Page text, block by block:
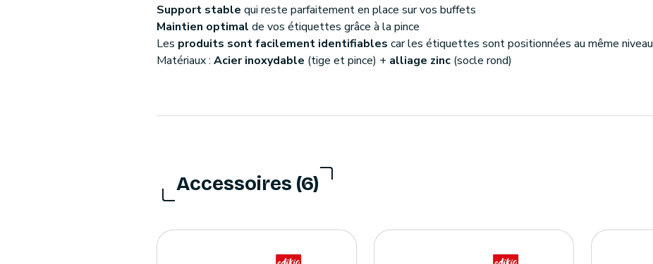
Support stable qui reste parfaitement en place sur vos buffets
Maintien optimal de vos étiquettes grâce à la pince
Les produits sont facilement identifiables car les étiquettes sont positionnées au même niveau
Matériaux : Acier inoxydable (tige et pince) + alliage zinc (socle rond)
Accessoires (6)